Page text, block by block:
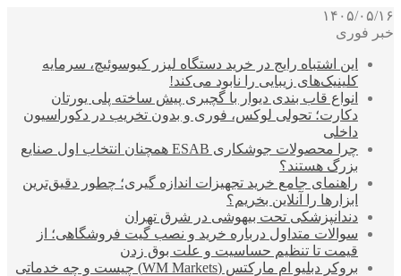
۱۴۰۵/۰۵/۱۶
خبر فوری
این اشتباه رایج در خرید دستگاه لیزر کیوسوئیچ، سرمایه
کلینیک‌های زیبایی را نابود می‌کند!
انواع قاب بندی دیوار با گچبری پیش ساخته پلی یورتان
دکارت؛ تحولی لوکس، فوری و بدون تخریب در دکوراسیون
داخلی
چرا محصولات جوشکاری ESAB همچنان انتخاب اول صنایع
بزرگ هستند؟
راهنمای جامع خرید تجهیزات اندازه گیری؛ چطور دقیق‌ترین
ابزارها را آنلاین بخریم؟
دندانپزشکی تحت بیهوشی در شرق تهران
سوالات متداول درباره خرید و نصب گیت فروشگاهی؛ از
قیمت تا تنظیم حساسیت و علت بوق زدن
بروکر دبلیو ام مارکتس (WM Markets) چیست و چه خدماتی